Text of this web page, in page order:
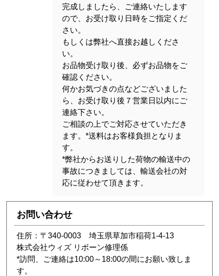
完成しましたら、ご連絡いたします
ので、お受け取り日時をご指定くだ
さい。
もしくは弊社へ直接お越しくださ
い。
お品物受け取り後、必ずお品物をご
確認ください。
何かお気づきの点などございました
ら、お受け取り後７営業日以内にご
連絡下さい。
ご相談の上でご対応させていただき
ます。*送料はお客様負担となりま
す。
*弊社からお送りした荷物の輸送中の
事故につきましては、輸送会社の対
応に従わせて頂きます。
お問い合わせ
住所：〒340-0003 埼玉県草加市稲荷1-4-13
株式会社ウィズ リボーン修理係
*訪問、ご連絡は10:00～18:00の間にお願い致しま
す。